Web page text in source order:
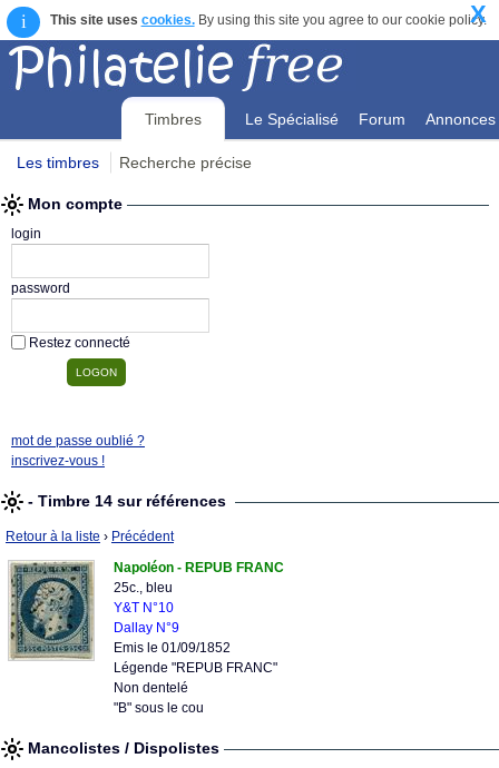
i This site uses cookies.By using this site you agree to our cookie policy.
X
Timbres Le Spécialisé Forum Annonces
Les timbres Recherche précise
Mon compte
login
password
Restez connecté
mot de passe oublié ?
inscrivez-vous !
- Timbre 14 sur références
Retour à la liste › Précédent
Napoléon - REPUB FRANC
25c., bleu
Y&T N°10
Dallay N°9
Emis le 01/09/1852
Légende "REPUB FRANC"
Non dentelé
"B" sous le cou
Mancolistes / Dispolistes